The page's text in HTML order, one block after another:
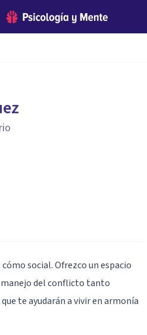
social. Ofrezco un espacio
manejo del conflicto tanto
te ayudarán a vivir en armonía